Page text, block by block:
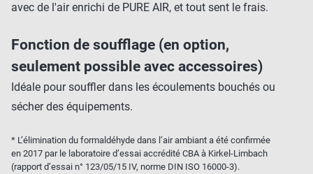
avec de l'air enrichi de PURE AIR, et tout sent le frais.
Fonction de soufflage (en option,
seulement possible avec accessoires)
Idéale pour souffler dans les écoulements bouchés ou
sécher des équipements.
* L’élimination du formaldéhyde dans l’air ambiant a été confirmée
en 2017 par le laboratoire d’essai accrédité CBA à Kirkel-Limbach
(rapport d’essai n° 123/05/15 IV, norme DIN ISO 16000-3).